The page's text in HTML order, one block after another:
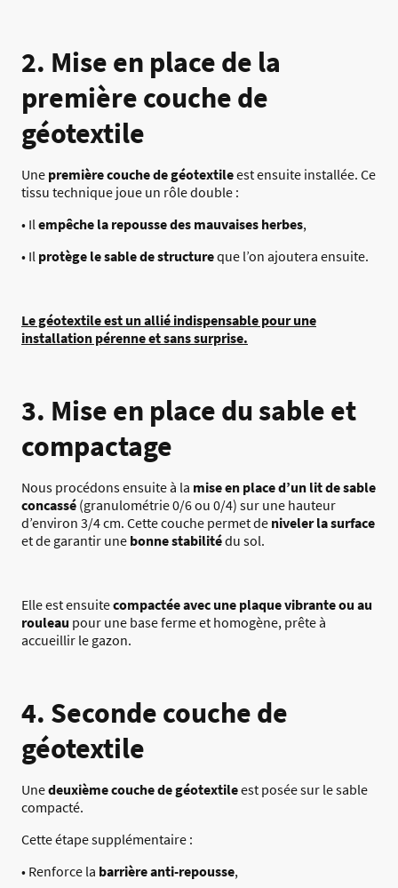
2. Mise en place de la
première couche de
géotextile
Une première couche de géotextileest ensuite installée. Ce
tissu technique joue un rôle double :
• Ilempêche la repousse des mauvaises herbes,
• Il protège le sable de structureque l’on ajoutera ensuite.
Le géotextile est un allié indispensable pour une
installation pérenne et sans surprise.
3. Mise en place du sable et
compactage
Nous procédons ensuite à la mise en place d’un lit de sable
concassé (granulométrie 0/6 ou 0/4) sur une hauteur
d’environ 3/4 cm. Cette couche permet de niveler la surface
et de garantir une bonne stabilitédu sol.
Elle est ensuitecompactée avec une plaque vibrante ou au
rouleau pour une base ferme et homogène, prête à
accueillir le gazon.
4. Seconde couche de
géotextile
Unedeuxième couche de géotextileest posée sur le sable
compacté.
Cette étape supplémentaire :
• Renforce la barrière anti-repousse,